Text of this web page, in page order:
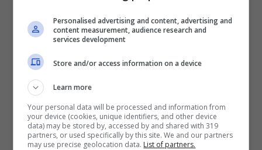
Ma Marco non ne vuole proprio sapere di
incontrare quell’uomo ed ogni sabato
pomeriggio, da 1 anno e mezzo, deve
essere convinto a restare, perchè l’istinto è
di scappare e tenta sempre di fuggire.
Questo il racconto della mamma: “Ogni
Personalised advertising and content, advertising and
content measurement, audience research and
services development
Store and/or access information on a device
Learn more
Your personal data will be processed and information from
your device (cookies, unique identifiers, and other device
data) may be stored by, accessed by and shared with 319
partners, or used specifically by this site. We and our partners
may use precise geolocation data. List of partners.